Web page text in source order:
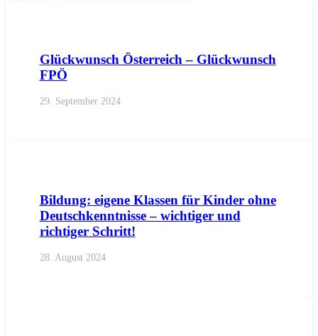
Glückwunsch Österreich – Glückwunsch
FPÖ
29. September 2024
Bildung: eigene Klassen für Kinder ohne
Deutschkenntnisse – wichtiger und
richtiger Schritt!
28. August 2024